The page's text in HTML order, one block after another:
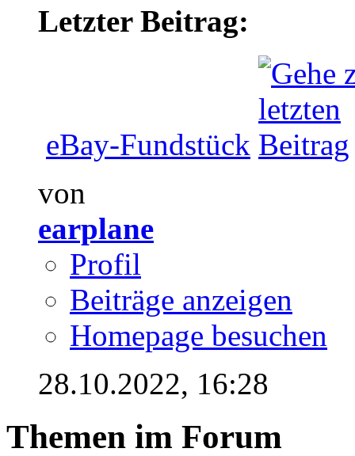
Letzter Beitrag:
eBay-Fundstück
von
earplane
Profil
Beiträge anzeigen
Homepage besuchen
28.10.2022, 16:28
Themen im Forum